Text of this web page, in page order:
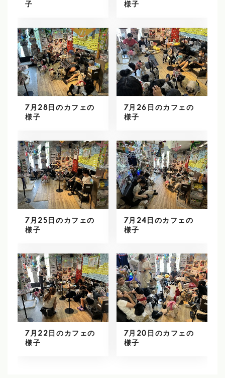
子
様子
7月28日のカフェの
様子
7月26日のカフェの
様子
7月25日のカフェの
様子
7月24日のカフェの
様子
7月22日のカフェの
様子
7月20日のカフェの
様子